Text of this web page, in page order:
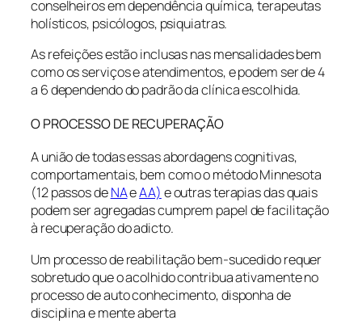
conselheiros em dependência química, terapeutas
holísticos, psicólogos, psiquiatras.
As refeições estão inclusas nas mensalidades bem
como os serviços e atendimentos, e podem ser de 4
a 6 dependendo do padrão da clínica escolhida.
O PROCESSO DE RECUPERAÇÃO
A união de todas essas abordagens cognitivas,
comportamentais, bem como o método Minnesota
(12 passos deNAeAA) e outras terapias das quais
podem ser agregadas cumprem papel de facilitação
à recuperação do adicto.
Um processo de reabilitação bem-sucedido requer
sobretudo que o acolhido contribua ativamente no
processo de auto conhecimento, disponha de
disciplina e mente aberta